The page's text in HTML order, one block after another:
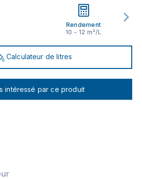
Rendement
10 - 12 m²/L
Calculateur de litres
intéressé par ce produit